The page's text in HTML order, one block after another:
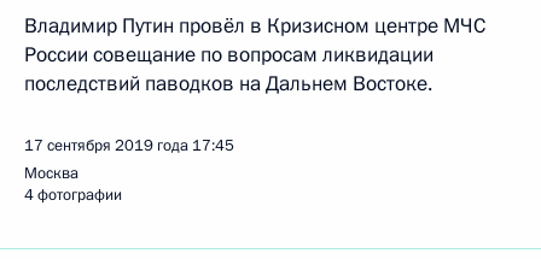
Владимир Путин провёл в Кризисном центре МЧС
России совещание по вопросам ликвидации
последствий паводков на Дальнем Востоке.
17 сентября 2019 года 17:45
Москва
4 фотографии